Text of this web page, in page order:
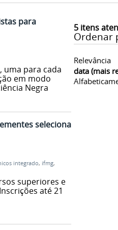
5itens
Ordenar
Relevância
data (mais
para
uma para cada
em modo
Negra
seleciona
integrado, ifmg,
superiores e
até 21